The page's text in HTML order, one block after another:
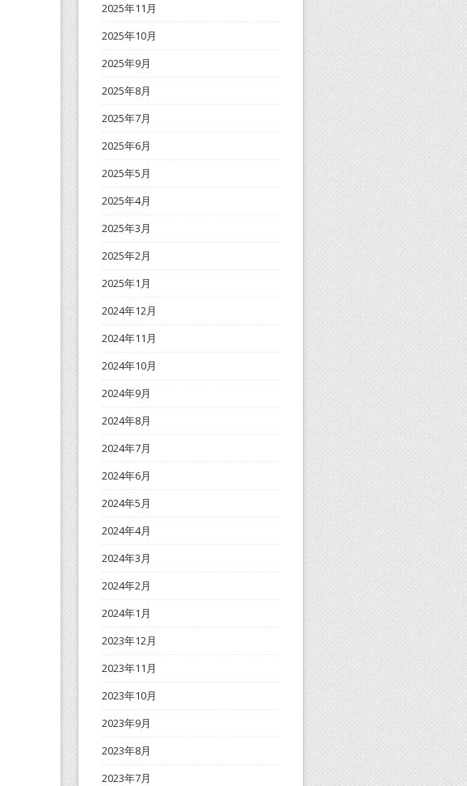
2025年11月
2025年10月
2025年9月
2025年8月
2025年7月
2025年6月
2025年5月
2025年4月
2025年3月
2025年2月
2025年1月
2024年12月
2024年11月
2024年10月
2024年9月
2024年8月
2024年7月
2024年6月
2024年5月
2024年4月
2024年3月
2024年2月
2024年1月
2023年12月
2023年11月
2023年10月
2023年9月
2023年8月
2023年7月